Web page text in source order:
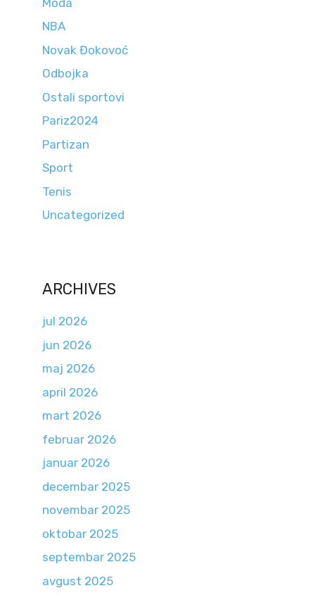
NBA
Novak Đokovoć
Odbojka
Ostali sportovi
Pariz2024
Partizan
Sport
Tenis
Uncategorized
ARCHIVES
jul 2026
jun 2026
maj 2026
april 2026
mart 2026
februar 2026
januar 2026
decembar 2025
novembar 2025
oktobar 2025
septembar 2025
avgust 2025